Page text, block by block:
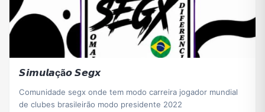
𝙎𝙞𝙢𝙪𝙡𝙖çã𝙤 𝙎𝙚𝙜𝙭
Comunidade segx onde tem modo carreira jogador mundial
de clubes brasileirão modo presidente 2022